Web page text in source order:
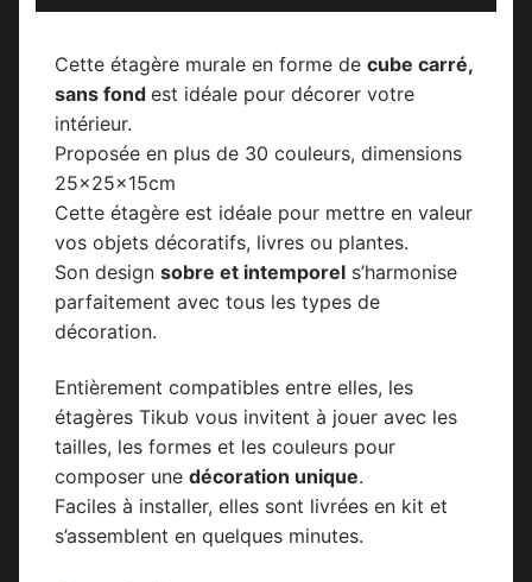
Cette étagère murale en forme de cube carré,
sans fond est idéale pour décorer votre
intérieur.
Proposée en plus de 30 couleurs, dimensions
25x25x15cm
Cette étagère est idéale pour mettre en valeur
vos objets décoratifs, livres ou plantes.
Son design sobre et intemporel s’harmonise
parfaitement avec tous les types de
décoration.
Entièrement compatibles entre elles, les
étagères Tikub vous invitent à jouer avec les
tailles, les formes et les couleurs pour
composer une décoration unique.
Faciles à installer, elles sont livrées en kit et
s’assemblent en quelques minutes.